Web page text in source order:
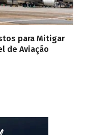
para Mitigar
de Aviação